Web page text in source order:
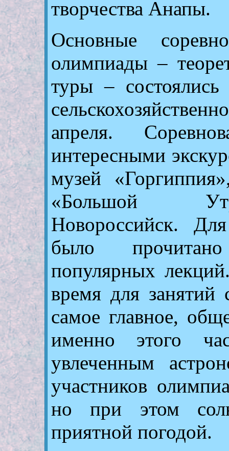
творчества Анапы.
Основные
олимпиады –
туры –
апреля.
интересными
музей
«Большой
Новороссийск.
было
популярных
время для занятий
самое главное,
именно этого
увлеченным
участников
но при этом
приятной погодой.